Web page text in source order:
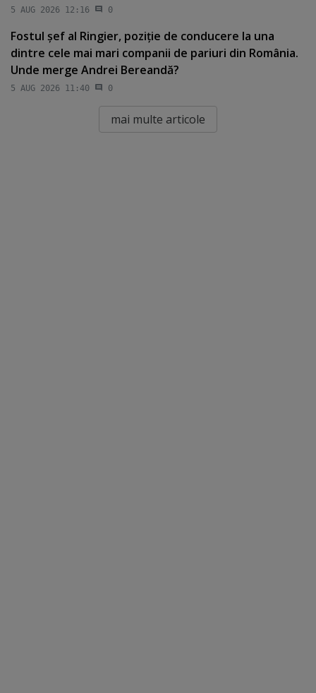
5 AUG 2026 12:16 0
Fostul şef al Ringier, poziţie de conducere la una
dintre cele mai mari companii de pariuri din România.
Unde merge Andrei Bereandă?
5 AUG 2026 11:40 0
mai multe articole